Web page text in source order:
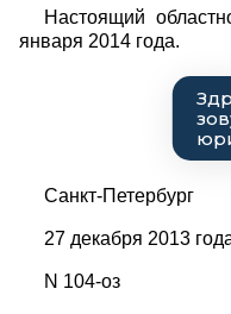
Настоящий
января 2014 года.
Санкт-Петербург
27 декабря 2013
N 104-оз